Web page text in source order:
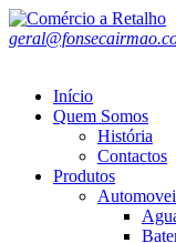
Início
Quem Somos
História
Contactos
Produtos